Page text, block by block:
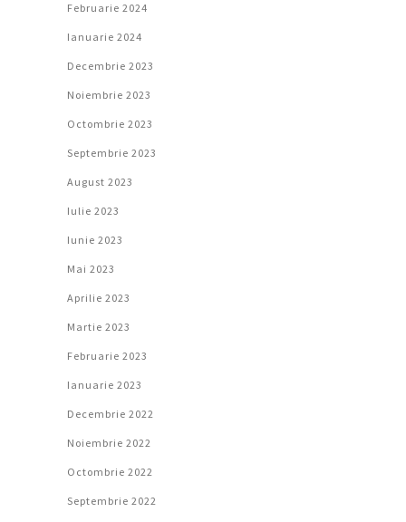
Februarie 2024
Ianuarie 2024
Decembrie 2023
Noiembrie 2023
Octombrie 2023
Septembrie 2023
August 2023
Iulie 2023
Iunie 2023
Mai 2023
Aprilie 2023
Martie 2023
Februarie 2023
Ianuarie 2023
Decembrie 2022
Noiembrie 2022
Octombrie 2022
Septembrie 2022